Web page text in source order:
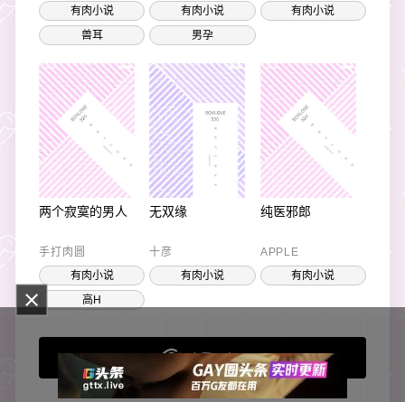
有肉小说
兽耳
有肉小说
男孕
有肉小说
两个寂寞的男人
手打肉圆
有肉小说
高H
无双缘
十彦
有肉小说
纯医邪郎
APPLE
有肉小说
来看更多吧